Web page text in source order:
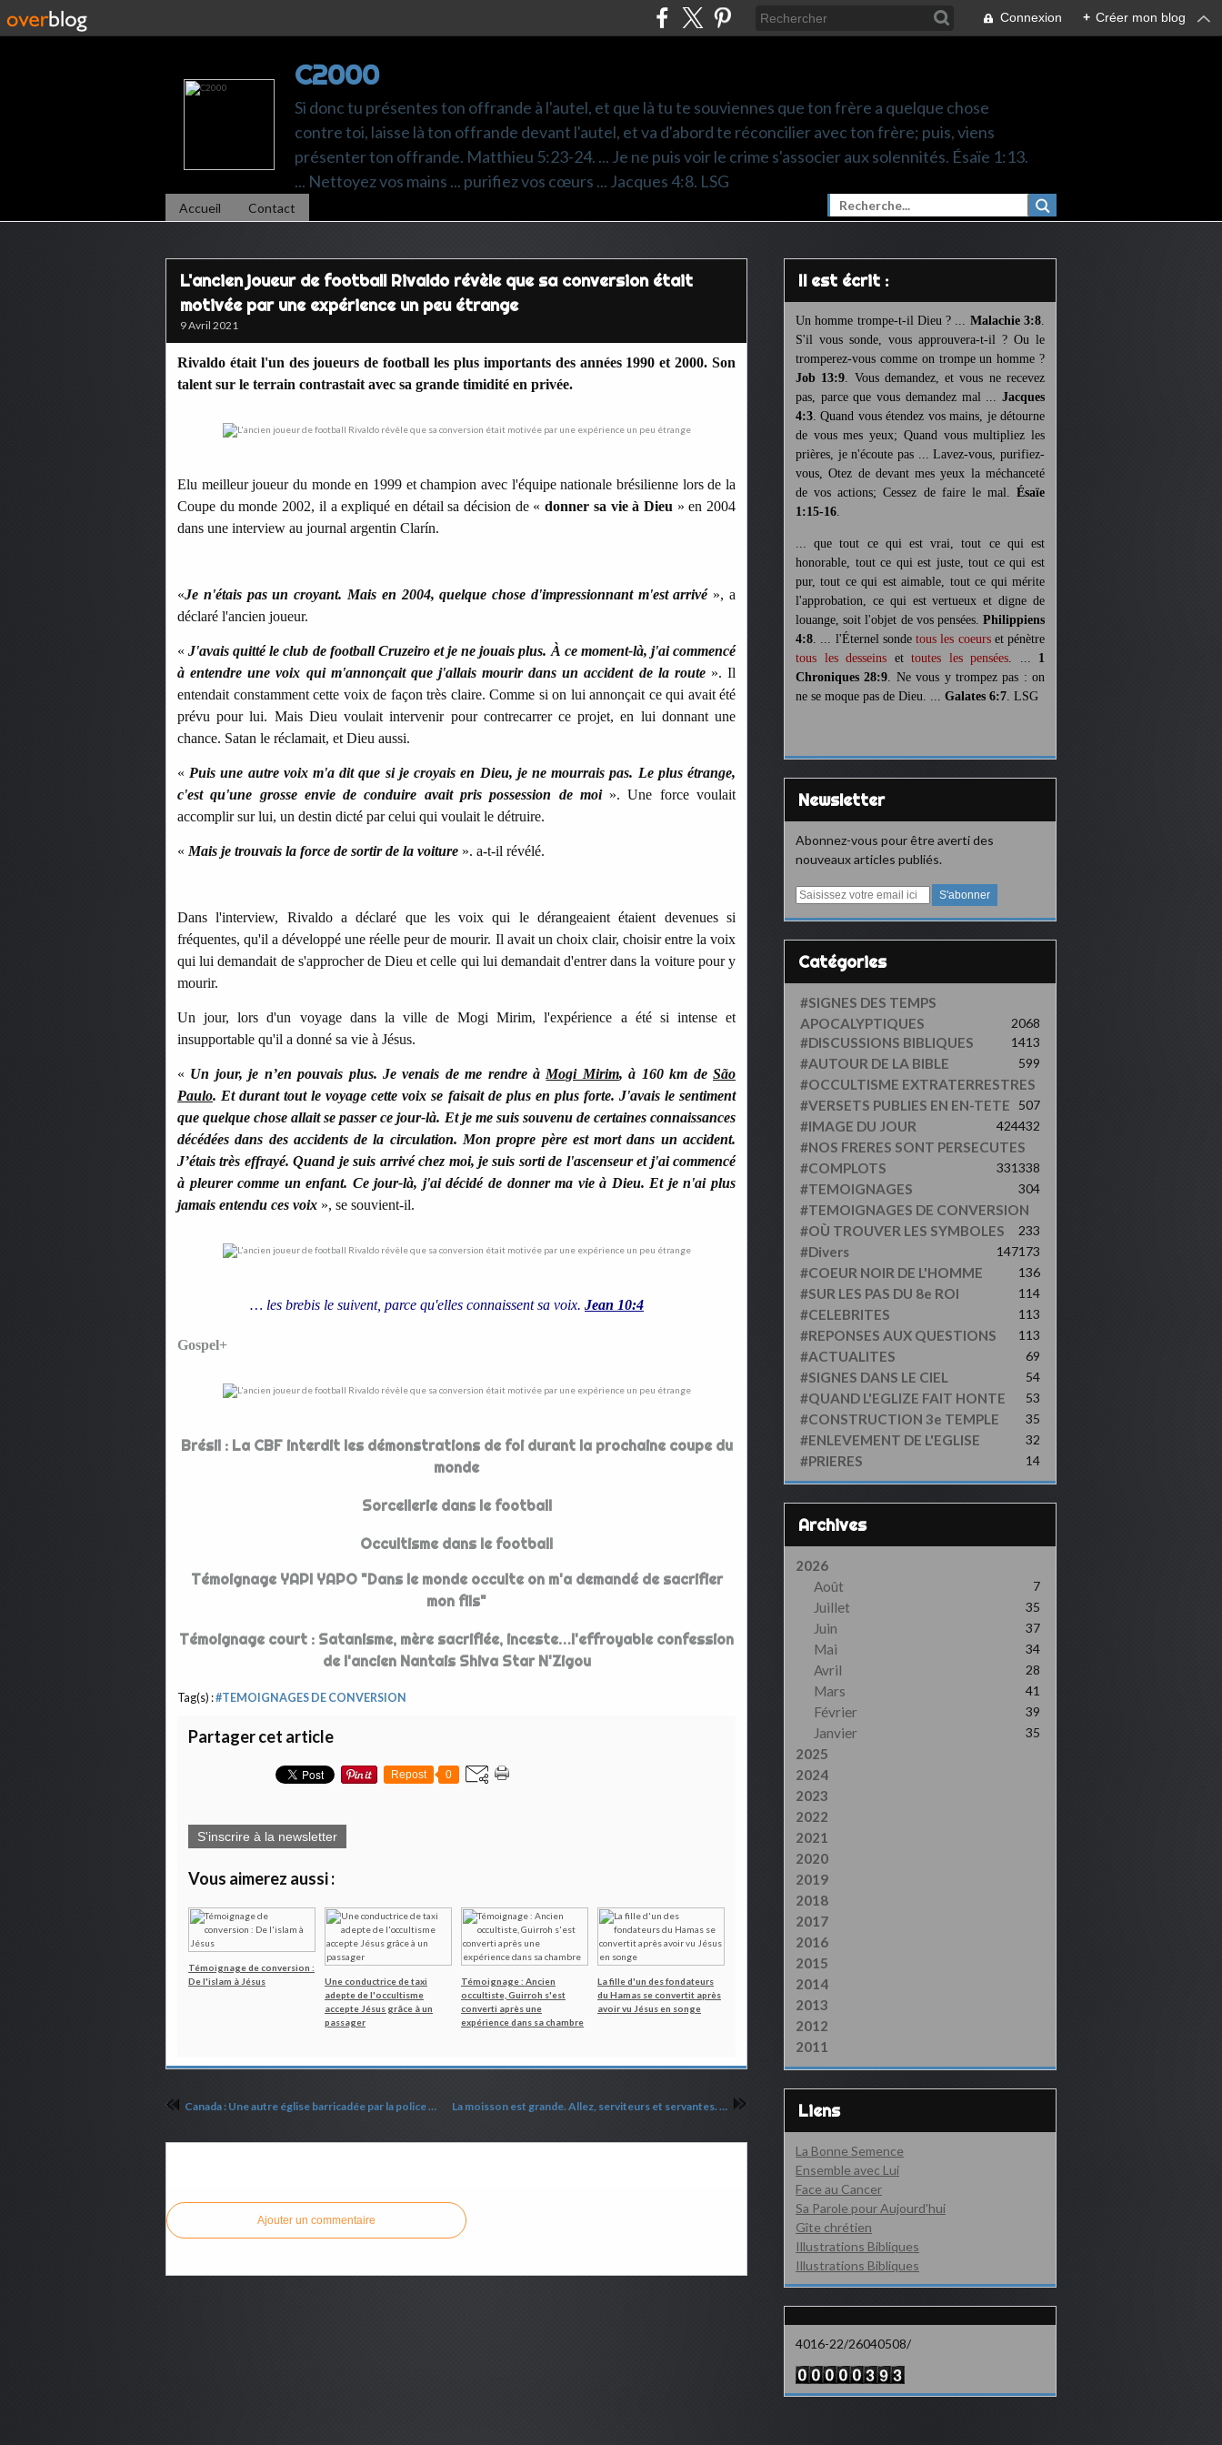
Connexion + Créer mon blog
C2000
Si donc tu présentes ton offrande à l'autel, et que là tu te souviennes que ton frère a quelque chose
contre toi, laisse là ton offrande devant l'autel, et va d'abord te réconcilier avec ton frère; puis, viens
présenter ton offrande. Matthieu 5:23-24. ... Je ne puis voir le crime s'associer aux solennités. Ésaïe 1:13.
... Nettoyez vos mains ... purifiez vos cœurs ... Jacques 4:8. LSG
Accueil Contact
L'ancien joueur de football Rivaldo révèle que sa conversion était
motivée par une expérience un peu étrange
9 Avril 2021
Rivaldo était l'un des joueurs de football les plus importants des années 1990 et 2000. Son
talent sur le terrain contrastait avec sa grande timidité en privée.
Elu meilleur joueur du monde en 1999 et champion avec l'équipe nationale brésilienne lors de la
Coupe du monde 2002, il a expliqué en détail sa décision de «donner sa vie à Dieu » en 2004
dans une interview au journal argentin Clarín.
«Je n'étais pas un croyant. Mais en 2004, quelque chose d'impressionnant m'est arrivé», a
déclaré l'ancien joueur.
« J'avais quitté le club de football Cruzeiro et je ne jouais plus. À ce moment-là, j'ai commencé
à entendre une voix qui m'annonçait que j'allais mourir dans un accident de la route». Il
entendait constamment cette voix de façon très claire. Comme si on lui annonçait ce qui avait été
prévu pour lui. Mais Dieu voulait intervenir pour contrecarrer ce projet, en lui donnant une
chance. Satan le réclamait, et Dieu aussi.
« Puis une autre voix m'a dit que si je croyais en Dieu, je ne mourrais pas. Le plus étrange,
c'est qu'une grosse envie de conduire avait pris possession de moi». Une force voulait
accomplir sur lui, un destin dicté par celui qui voulait le détruire.
« Mais je trouvais la force de sortir de la voiture ». a-t-il révélé.
Dans l'interview, Rivaldo a déclaré que les voix qui le dérangeaient étaient devenues si
fréquentes, qu'il a développé une réelle peur de mourir. Il avait un choix clair, choisir entre la voix
qui lui demandait de s'approcher de Dieu et celle qui lui demandait d'entrer dans la voiture pour y
mourir.
Un jour, lors d'un voyage dans la ville de Mogi Mirim, l'expérience a été si intense et
insupportable qu'il a donné sa vie à Jésus.
« Un jour, je n’en pouvais plus. Je venais de me rendre à Mogi Mirim, à 160 km deSão
Paulo. Et durant tout le voyage cette voix se faisait de plus en plus forte. J'avais le sentiment
que quelque chose allait se passer ce jour-là. Et je me suis souvenu de certaines connaissances
décédées dans des accidents de la circulation. Mon propre père est mort dans un accident.
J’étais très effrayé. Quand je suis arrivé chez moi, je suis sorti de l'ascenseur et j'ai commencé
à pleurer comme un enfant. Ce jour-là, j'ai décidé de donner ma vie à Dieu. Et je n'ai plus
jamais entendu ces voix », se souvient-il.
… les brebis le suivent, parce qu'elles connaissent sa voix. Jean 10:4
Gospel+
Brésil : La CBF interdit les démonstrations de foi durant la prochaine coupe du
monde
Sorcellerie dans le football
Occultisme dans le football
Témoignage YAPI YAPO "Dans le monde occulte on m'a demandé de sacrifier
mon fils"
Témoignage court : Satanisme, mère sacrifiée, inceste…l'effroyable confession
de l'ancien Nantais Shiva Star N'Zigou
Tag(s) :#TEMOIGNAGES DE CONVERSION
Partager cet article
Repost 0
S'inscrire à la newsletter
Vous aimerez aussi :
Témoignage de conversion :
De l'islam à Jésus
Une conductrice de taxi
adepte de l'occultisme
accepte Jésus grâce à un
passager
Témoignage : Ancien
occultiste, Guirroh s'est
converti après une
expérience dans sa chambre
La fille d'un des fondateurs
du Hamas se convertit après
avoir vu Jésus en songe
Canada : Une autre église barricadée par la police pour éviter l'entrée des fidèles La moisson est grande. Allez, serviteurs et servantes. Fils, filles, jeunes gens, vieillards
Ajouter un commentaire
Il est écrit :
Un homme trompe-t-il Dieu ? ... Malachie 3:8.
S'il vous sonde, vous approuvera-t-il ? Ou le
tromperez-vous comme on trompe un homme ?
Job 13:9. Vous demandez, et vous ne recevez
pas, parce que vous demandez mal ... Jacques
4:3. Quand vous étendez vos mains, je détourne
de vous mes yeux; Quand vous multipliez les
prières, je n'écoute pas ... Lavez-vous, purifiez-
vous, Otez de devant mes yeux la méchanceté
de vos actions; Cessez de faire le mal. Ésaïe
1:15-16.
... que tout ce qui est vrai, tout ce qui est
honorable, tout ce qui est juste, tout ce qui est
pur, tout ce qui est aimable, tout ce qui mérite
l'approbation, ce qui est vertueux et digne de
louange, soit l'objet de vos pensées. Philippiens
4:8. ... l'Éternel sonde tous les coeurset pénètre
tous les desseins et toutes les pensées. ... 1
Chroniques 28:9. Ne vous y trompez pas : on
ne se moque pas de Dieu. ... Galates 6:7. LSG
Newsletter
Abonnez-vous pour être averti des
nouveaux articles publiés.
E
a
i
Catégories
#SIGNES DES TEMPS
APOCALYPTIQUES 2068
#DISCUSSIONS BIBLIQUES 1413
#AUTOUR DE LA BIBLE 599
#OCCULTISME EXTRATERRESTRES
507
#VERSETS PUBLIES EN EN-TETE
432
#IMAGE DU JOUR 424
#NOS FRERES SONT PERSECUTES
338
#COMPLOTS 331
#TEMOIGNAGES 304
#TEMOIGNAGES DE CONVERSION
233
#OÙ TROUVER LES SYMBOLES
173
#Divers 147
#COEUR NOIR DE L'HOMME 136
#SUR LES PAS DU 8e ROI 114
#CELEBRITES 113
#REPONSES AUX QUESTIONS 113
#ACTUALITES 69
#SIGNES DANS LE CIEL 54
#QUAND L'EGLIZE FAIT HONTE 53
#CONSTRUCTION 3e TEMPLE 35
#ENLEVEMENT DE L'EGLISE 32
#PRIERES 14
Archives
2026
Août
7
Juillet 35
Juin 37
Mai 34
Avril 28
Mars 41
Février 39
Janvier 35
2025
2024
2023
2022
2021
2020
2019
2018
2017
2016
2015
2014
2013
2012
2011
Liens
La Bonne Semence
Ensemble avec Lui
Face au Cancer
Sa Parole pour Aujourd'hui
Gîte chrétien
Illustrations Bibliques
Illustrations Bibliques
4016-22/26040508/